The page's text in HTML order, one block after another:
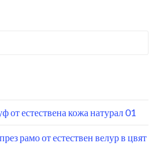
от естествена кожа натурал 01
рамо от естествен велур в цвят